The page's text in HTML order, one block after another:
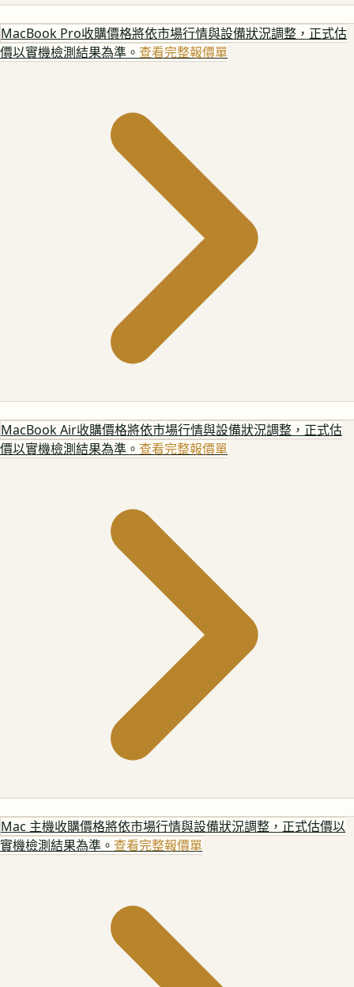
MacBook Pro收購價格將依市場行情與設備狀況調整，正式估
價以實機檢測結果為準。 查看完整報價單
MacBook Air收購價格將依市場行情與設備狀況調整，正式估
價以實機檢測結果為準。 查看完整報價單
Mac 主機收購價格將依市場行情與設備狀況調整，正式估價以
實機檢測結果為準。 查看完整報價單